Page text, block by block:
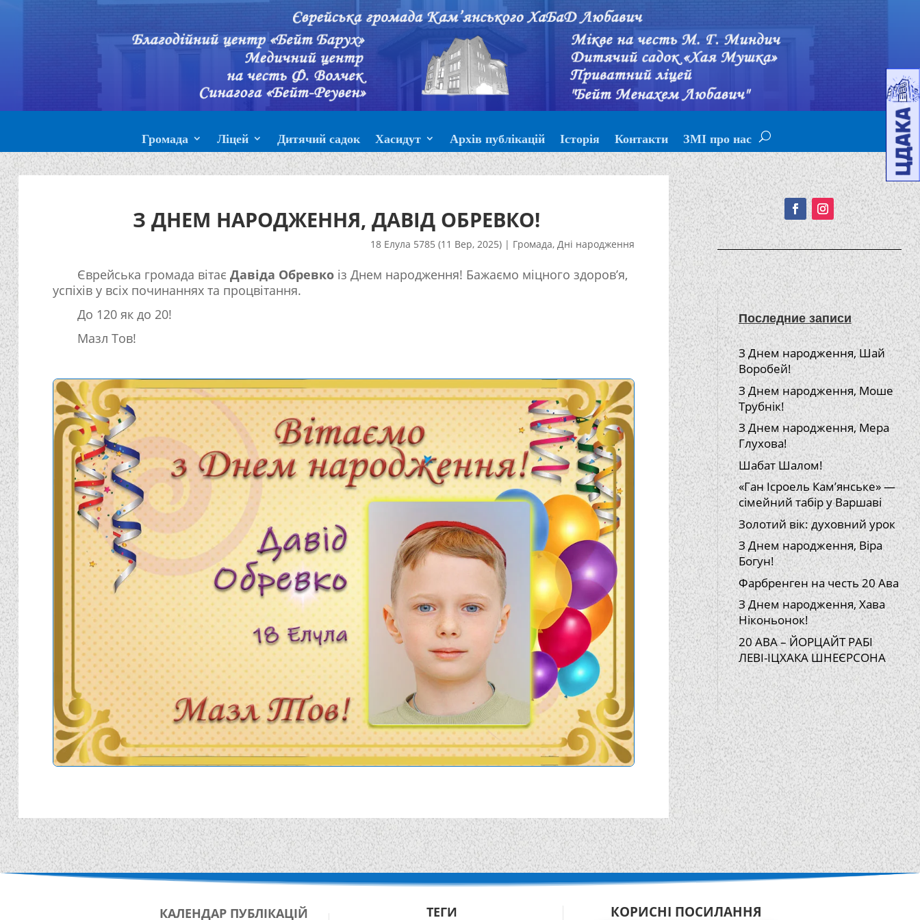
Громада Ліцей Дитячий садок Хасидут Архів публікацій Історія Контакти ЗМІ про нас
З ДНЕМ НАРОДЖЕННЯ, ДАВІД ОБРЕВКО!
18 Елула 5785 (11 Вер, 2025)| Громада, Дні народження
Єврейська громада вітає Давіда Обревкоіз Днем народження! Бажаємо міцного здоров’я,
успіхів у всіх починаннях та процвітання.
До 120 як до 20!
Мазл Тов!
Подписывайтесь!
Последние записи
З Днем народження, Шай
Воробей!
З Днем народження, Моше
Трубнік!
З Днем народження, Мера
Глухова!
Шабат Шалом!
«Ган Ісроель Кам’янське» —
сімейний табір у Варшаві
Золотий вік: духовний урок
З Днем народження, Віра
Богун!
Фарбренген на честь 20 Ава
З Днем народження, Хава
Ніконьонок!
20 АВА – ЙОРЦАЙТ РАБІ
ЛЕВІ-ІЦХАКА ШНЕЄРСОНА
КАЛЕНДАР ПУБЛІКАЦІЙ ТЕГИ КОРИСНІ ПОСИЛАННЯ